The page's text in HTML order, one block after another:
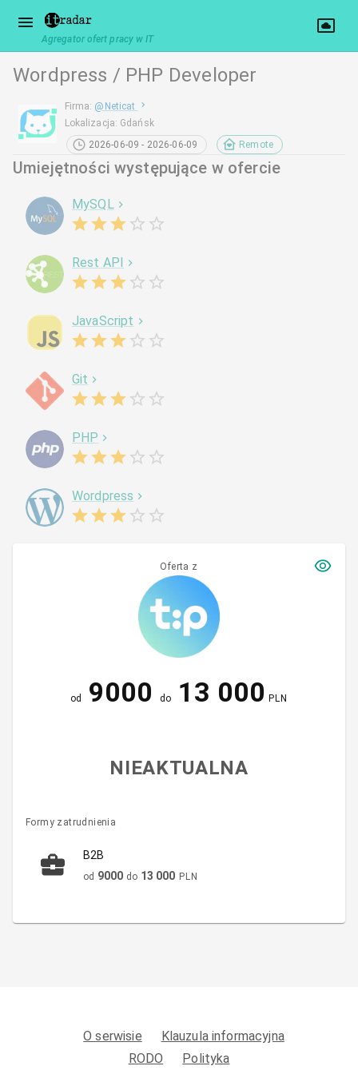
Agregator ofert pracy w IT
Wordpress / PHP Developer
Firma: @ Neticat
Lokalizacja: Gdańsk
2026-06-09 - 2026-06-09
Remote
Umiejętności występujące w ofercie
MySQL
Rest API
JavaScript
Git
PHP
Wordpress
Oferta z
od 9000 do 13 000 PLN
NIEAKTUALNA
Formy zatrudnienia
B2B
od 9000 do 13 000 PLN
O serwisie
Klauzula informacyjna
RODO
Polityka